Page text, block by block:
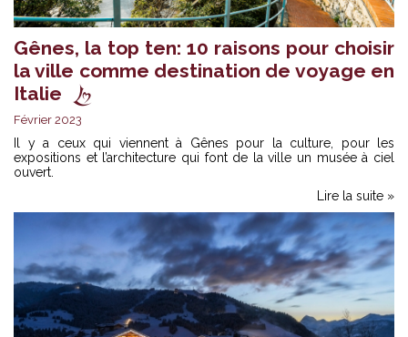
Gênes, la top ten: 10 raisons pour choisir
la ville comme destination de voyage en
Italie
Février 2023
Il y a ceux qui viennent à Gênes pour la culture, pour les
expositions et l’architecture qui font de la ville un musée à ciel
ouvert.
Lire la suite »